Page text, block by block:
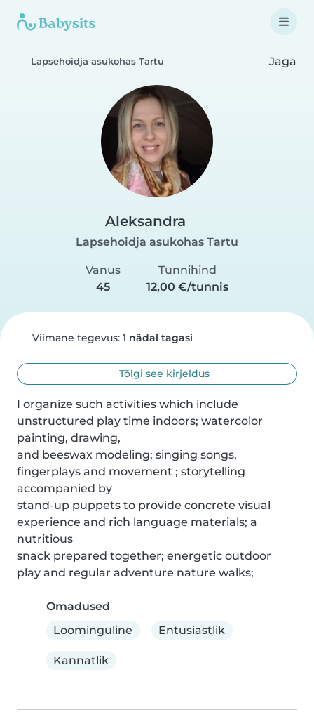
Lapsehoidja asukohas Tartu Jaga
Aleksandra
Lapsehoidja asukohas Tartu
Vanus
45
Tunnihind
12,00 €/tunnis
Viimane tegevus: 1 nädal tagasi
Tõlgi see kirjeldus
I organize such activities which include
unstructured play time indoors; watercolor
painting, drawing,
and beeswax modeling; singing songs,
fingerplays and movement ; storytelling
accompanied by
stand-up puppets to provide concrete visual
experience and rich language materials; a
nutritious
snack prepared together; energetic outdoor
play and regular adventure nature walks;
Omadused
Loominguline
Entusiastlik
Kannatlik